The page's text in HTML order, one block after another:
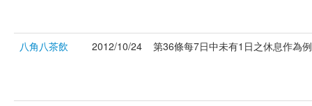
八角八茶飲 2012/10/24 第36條每7日中未有1日之休息作為